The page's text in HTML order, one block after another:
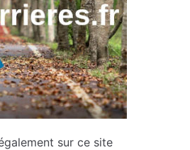
sur ce site